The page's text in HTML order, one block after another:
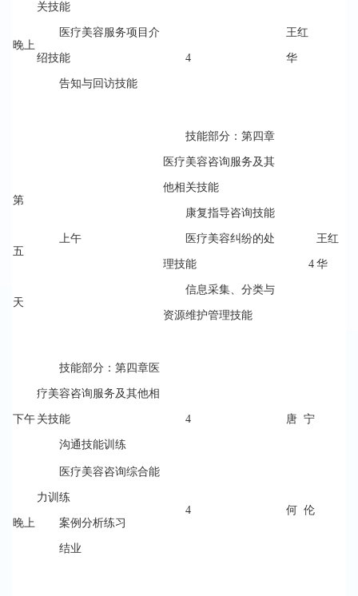
晚上
关技能
医疗美容服务项目介
绍技能
告知与回访技能
4
王红
华
第
五
天
上午
技能部分：第四章
医疗美容咨询服务及其
他相关技能
康复指导咨询技能
医疗美容纠纷的处
理技能
信息采集、分类与
资源维护管理技能
4
王红
华
下午
技能部分：第四章医
疗美容咨询服务及其他相
关技能
沟通技能训练
4 唐 宁
晚上
医疗美容咨询综合能
力训练
案例分析练习
结业
4 何 伦